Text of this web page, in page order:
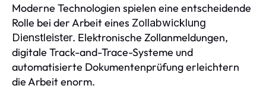
Moderne Technologien spielen eine entscheidende
Rolle bei der Arbeit eines Zollabwicklung
Dienstleister. Elektronische Zollanmeldungen,
digitale Track-and-Trace-Systeme und
automatisierte Dokumentenprüfung erleichtern
die Arbeit enorm.